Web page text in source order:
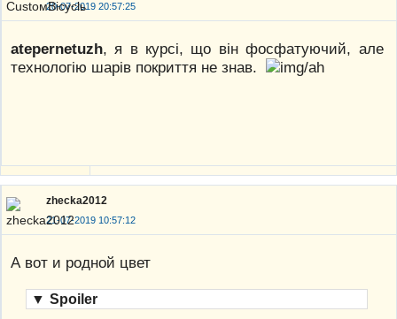
20-07-2019 20:57:25
atepernetuzh, я в курсі, що він фосфатуючий, але
технологію шарів покриття не знав.
zhecka2012
21-07-2019 10:57:12
А вот и родной цвет
▼ Spoiler